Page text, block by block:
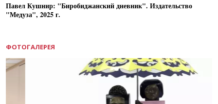
Павел Кушнир: "Биробиджанский дневник". Издательство
"Медуза", 2025 г.
ФОТОГАЛЕРЕЯ